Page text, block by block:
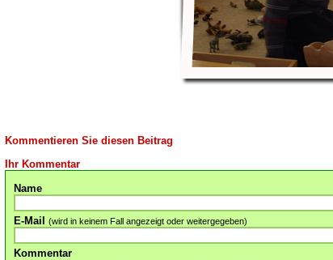
Kommentieren Sie diesen Beitrag
Ihr Kommentar
Name
E-Mail (wird in keinem Fall angezeigt oder weitergegeben)
Kommentar